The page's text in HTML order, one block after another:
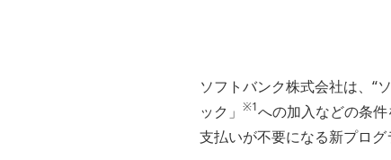
ソフトバンク株式会社は、“
ック」 ※1への加入などの条
支払いが不要になる新プロ